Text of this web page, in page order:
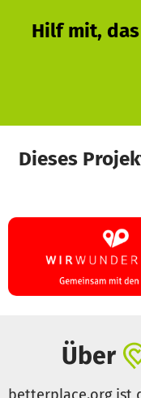
Hilf mit,
Dieses
Über